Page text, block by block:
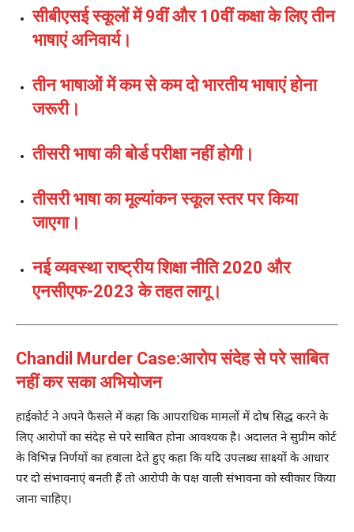
सीबीएसई स्कूलों में 9वीं और 10वीं कक्षा के लिए तीन
भाषाएं अनिवार्य।
तीन भाषाओं में कम से कम दो भारतीय भाषाएं होना
जरूरी।
तीसरी भाषा की बोर्ड परीक्षा नहीं होगी।
तीसरी भाषा का मूल्यांकन स्कूल स्तर पर किया
जाएगा।
नई व्यवस्था राष्ट्रीय शिक्षा नीति 2020 और
एनसीएफ-2023 के तहत लागू।
Chandil Murder Case:आरोप संदेह से परे साबित
नहीं कर सका अभियोजन
हाईकोर्ट ने अपने फैसले में कहा कि आपराधिक मामलों में दोष सिद्ध करने के
लिए आरोपों का संदेह से परे साबित होना आवश्यक है। अदालत ने सुप्रीम कोर्ट
के विभिन्न निर्णयों का हवाला देते हुए कहा कि यदि उपलब्ध साक्ष्यों के आधार
पर दो संभावनाएं बनती हैं तो आरोपी के पक्ष वाली संभावना को स्वीकार किया
जाना चाहिए।